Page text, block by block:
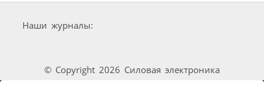
Наши журналы:
© Copyright 2026 Силовая электроника